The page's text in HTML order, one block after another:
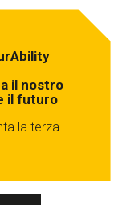
il nostro
il futuro
la terza